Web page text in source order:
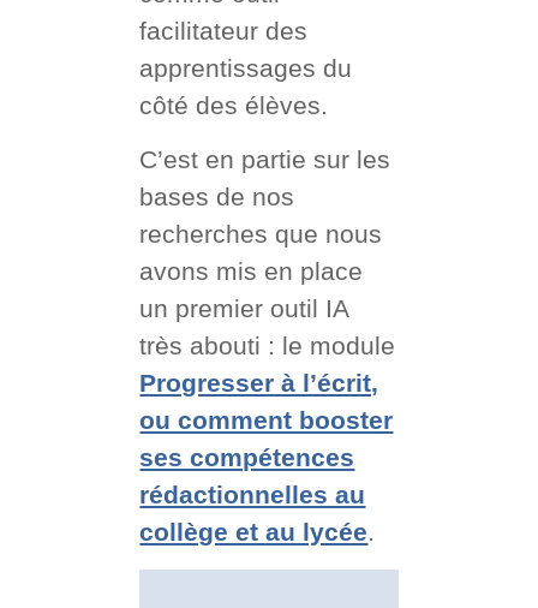
facilitateur des
apprentissages du
côté des élèves.
C’est en partie sur les
bases de nos
recherches que nous
avons mis en place
un premier outil IA
très abouti : le module
Progresser à l’écrit,
ou comment booster
ses compétences
rédactionnelles au
collège et au lycée.